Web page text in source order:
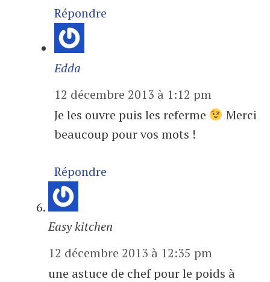
Répondre
Edda
12 décembre 2013 à 1:12 pm
Je les ouvre puis les referme
Merci
beaucoup pour vos mots !
Répondre
Easy kitchen
12 décembre 2013 à 12:35 pm
une astuce de chef pour le poids à